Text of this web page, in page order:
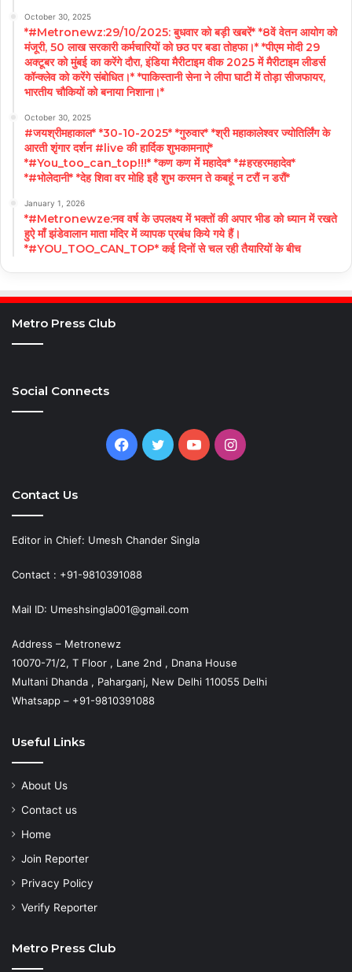
October 30, 2025
*#Metronewz:29/10/2025: बुधवार को बड़ी खबरें* *8वें वेतन आयोग को
मंजूरी, 50 लाख सरकारी कर्मचारियों को छठ पर बडा तोहफा।* *पीएम मोदी 29
अक्टूबर को मुंबई का करेंगे दौरा, इंडिया मैरीटाइम वीक 2025 में मैरीटाइम लीडर्स
कॉन्क्लेव को करेंगे संबोधित।* *पाकिस्तानी सेना ने लीपा घाटी में तोड़ा सीजफायर,
भारतीय चौकियों को बनाया निशाना।*
October 30, 2025
#जयश्रीमहाकाल* *30-10-2025* *गुरुवार* *श्री महाकालेश्वर ज्योतिर्लिंग के
आरती शृंगार दर्शन #live की हार्दिक शुभकामनाएं*
*#You_too_can_top!!!* *कण कण में महादेव* *#हरहरमहादेव*
*#भोलेदानी* *देह शिवा वर मोहि इहै शुभ करमन ते कबहूं न टरौं न डरौं*
January 1, 2026
*#Metronewze:नव वर्ष के उपलक्ष्य में भक्तों की अपार भीड को ध्यान में रखते
हुऐ माँ झंडेवालान माता मंदिर में व्यापक प्रबंध किये गये हैं।
*#YOU_TOO_CAN_TOP* कई दिनों से चल रही तैयारियों के बीच
Metro Press Club
Social Connects
Facebook
TwitterYouTubeInstagram
Contact Us
Editor in Chief: Umesh Chander Singla
Contact : +91-9810391088
Mail ID: Umeshsingla001@gmail.com
Address – Metronewz
10070-71/2, T Floor , Lane 2nd , Dnana House
Multani Dhanda , Paharganj, New Delhi 110055 Delhi
Whatsapp – +91-9810391088
Useful Links
About Us
Contact us
Home
Join Reporter
Privacy Policy
Verify Reporter
Metro Press Club